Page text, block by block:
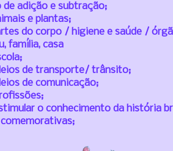
de adição e subtração;
e plantas;
do corpo / higiene e saúde /
família, casa
de transporte/ trânsito;
de comunicação;
o conhecimento da história